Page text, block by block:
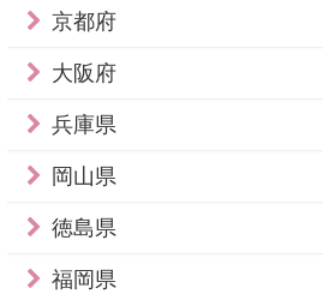
京都府
大阪府
兵庫県
岡山県
徳島県
福岡県